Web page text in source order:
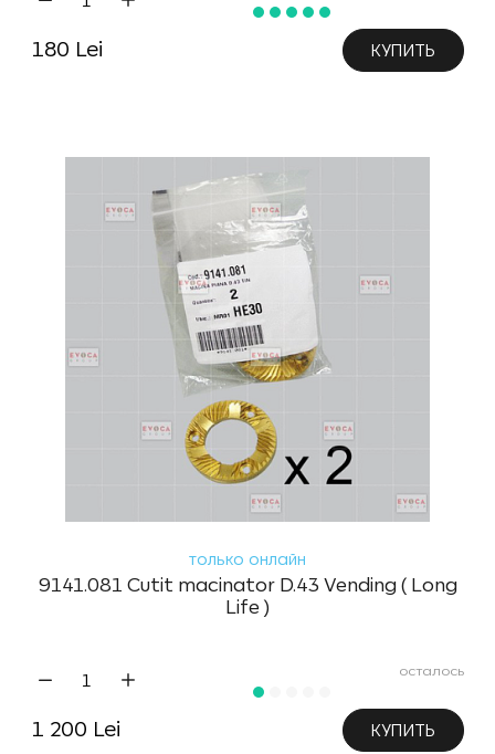
180 Lei КУПИТЬ
только онлайн
9141.081 Cutit macinator D.43 Vending ( Long
Life )
осталось
1 200 Lei КУПИТЬ